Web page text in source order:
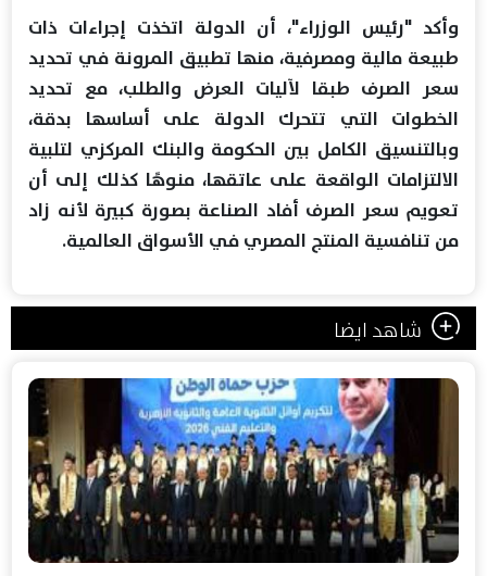
وأكد "رئيس الوزراء"، أن الدولة اتخذت إجراءات ذات
طبيعة مالية ومصرفية، منها تطبيق المرونة في تحديد
سعر الصرف طبقا لآليات العرض والطلب، مع تحديد
الخطوات التي تتحرك الدولة على أساسها بدقة،
وبالتنسيق الكامل بين الحكومة والبنك المركزي لتلبية
الالتزامات الواقعة على عاتقها، منوهًا كذلك إلى أن
تعويم سعر الصرف أفاد الصناعة بصورة كبيرة لأنه زاد
من تنافسية المنتج المصري في الأسواق العالمية.
شاهد ايضا